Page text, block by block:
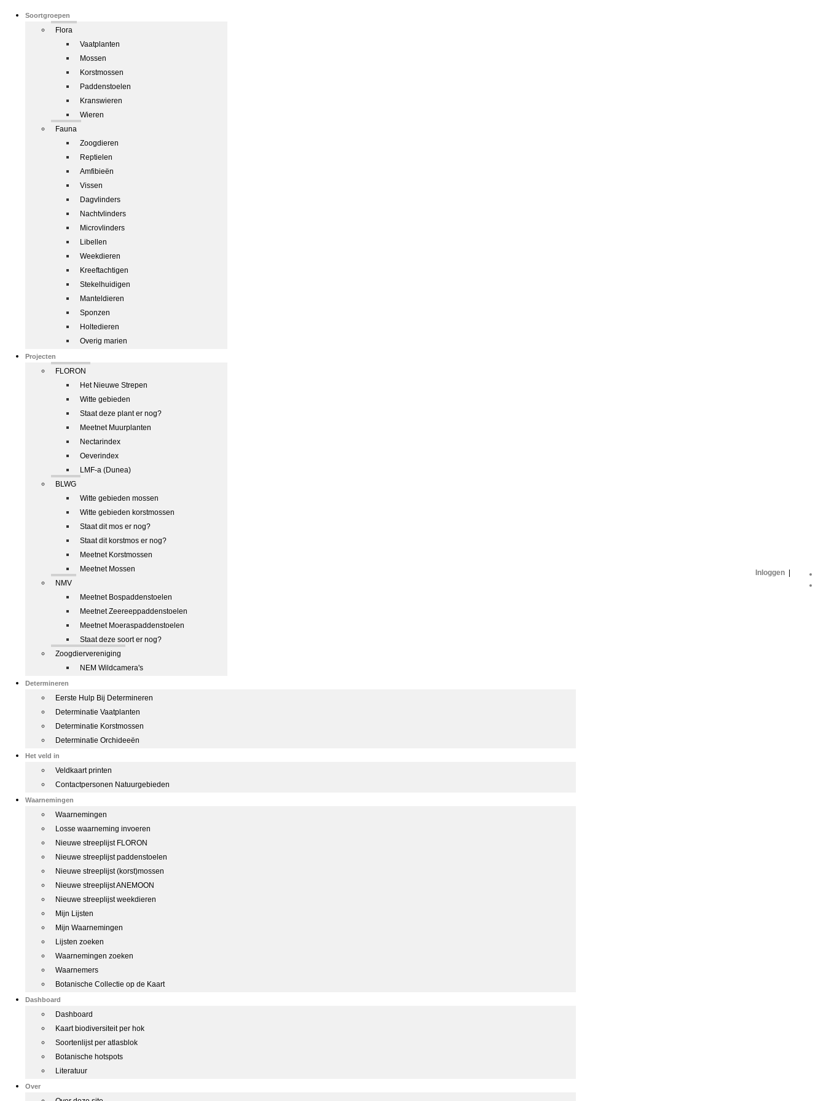
Soortgroepen
Flora
Vaatplanten
Mossen
Korstmossen
Paddenstoelen
Kranswieren
Wieren
Fauna
Zoogdieren
Reptielen
Amfibieën
Vissen
Dagvlinders
Nachtvlinders
Microvlinders
Libellen
Weekdieren
Kreeftachtigen
Stekelhuidigen
Manteldieren
Sponzen
Holtedieren
Overig marien
Projecten
FLORON
Het Nieuwe Strepen
Witte gebieden
Staat deze plant er nog?
Meetnet Muurplanten
Nectarindex
Oeverindex
LMF-a (Dunea)
BLWG
Witte gebieden mossen
Witte gebieden korstmossen
Staat dit mos er nog?
Staat dit korstmos er nog?
Meetnet Korstmossen
Meetnet Mossen
NMV
Meetnet Bospaddenstoelen
Meetnet Zeereeppaddenstoelen
Meetnet Moeraspaddenstoelen
Staat deze soort er nog?
Zoogdiervereniging
NEM Wildcamera's
Determineren
Eerste Hulp Bij Determineren
Determinatie Vaatplanten
Determinatie Korstmossen
Determinatie Orchideeën
Het veld in
Veldkaart printen
Contactpersonen Natuurgebieden
Waarnemingen
Waarnemingen
Losse waarneming invoeren
Nieuwe streeplijst FLORON
Nieuwe streeplijst paddenstoelen
Nieuwe streeplijst (korst)mossen
Nieuwe streeplijst ANEMOON
Nieuwe streeplijst weekdieren
Mijn Lijsten
Mijn Waarnemingen
Lijsten zoeken
Waarnemingen zoeken
Waarnemers
Botanische Collectie op de Kaart
Dashboard
Dashboard
Kaart biodiversiteit per hok
Soortenlijst per atlasblok
Botanische hotspots
Literatuur
Over
Inloggen